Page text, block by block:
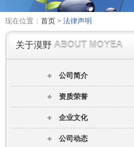
现在位置： 首页 > 法律声明
关于漠野 ABOUT MOYEA
公司简介
资质荣誉
企业文化
公司动态